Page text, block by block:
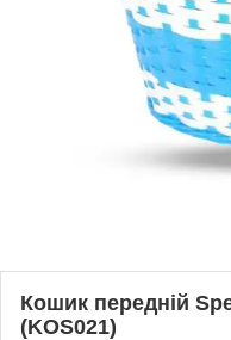
Кошик передній
(KOS021)